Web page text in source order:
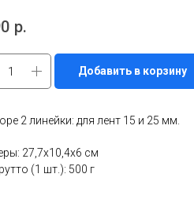
р.
Добавить в корзину
2 линейки: для лент 15 и 25 мм.
27,7x10,4x6 см
(1 шт.): 500 г